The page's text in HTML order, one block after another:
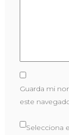
Guarda mi
este
Selecciona